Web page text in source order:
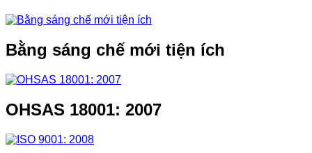
Bằng sáng chế mới tiện ích
OHSAS 18001: 2007